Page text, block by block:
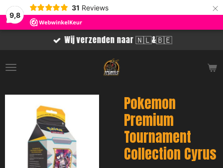
9,8
31 Reviews ×
Wij verzenden naar 🇳🇱&🇧🇪
Pokemon
Premium
Tournament
Collection Cyrus